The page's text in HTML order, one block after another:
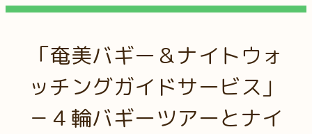
「奄美バギー＆ナイトウォ
ッチングガイドサービス」
－４輪バギーツアーとナイ